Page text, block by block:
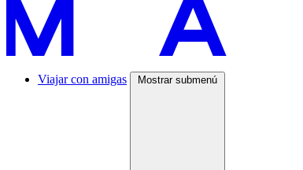
Viajar con amigas Mostrar submenú